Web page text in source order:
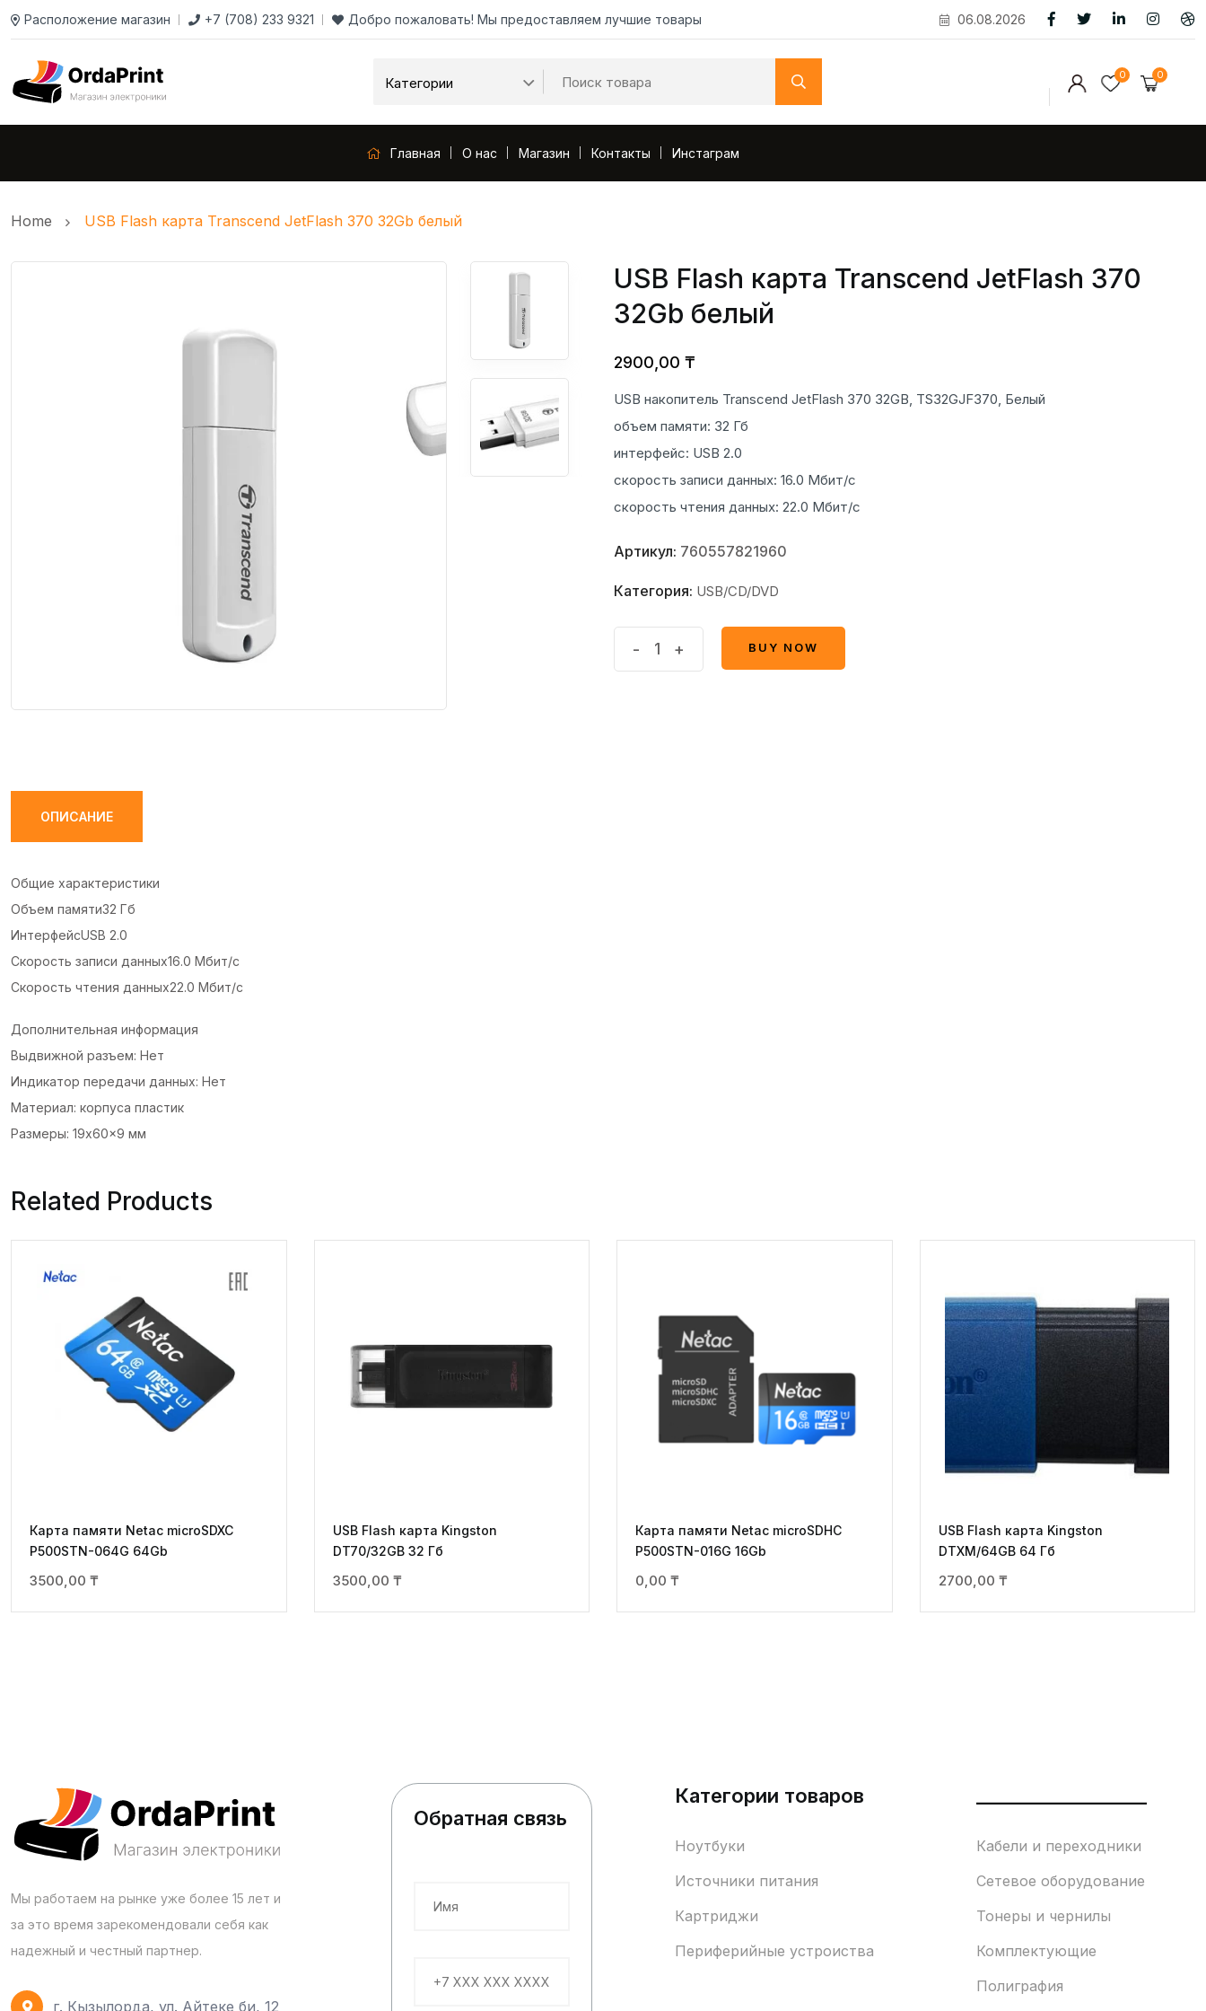
Расположение магазин +7 (708) 233 9321 Добро пожаловать! Мы предоставляем лучшие товары 06.08.2026
0 0
Главная О нас Магазин Контакты Инстаграм
Home USB Flash карта Transcend JetFlash 370 32Gb белый
USB Flash карта Transcend JetFlash 370
32Gb белый
2900,00 ₸
USB накопитель Transcend JetFlash 370 32GB, TS32GJF370, Белый
объем памяти: 32 Гб
интерфейс: USB 2.0
скорость записи данных: 16.0 Мбит/с
скорость чтения данных: 22.0 Мбит/с
Артикул: 760557821960
Категория: USB/CD/DVD
- +
BUY NOW
ОПИСАНИЕ
Общие характеристики
Объем памяти32 Гб
ИнтерфейсUSB 2.0
Скорость записи данных16.0 Мбит/с
Скорость чтения данных22.0 Мбит/с
Дополнительная информация
Выдвижной разъем: Нет
Индикатор передачи данных: Нет
Материал: корпуса пластик
Размеры: 19x60x9 мм
Related Products
Карта памяти Netac microSDXC
P500STN-064G 64Gb
3500,00 ₸
USB Flash карта Kingston
DT70/32GB 32 Гб
3500,00 ₸
Карта памяти Netac microSDHC
P500STN-016G 16Gb
0,00 ₸
USB Flash карта Kingston
DTXM/64GB 64 Гб
2700,00 ₸
Мы работаем на рынке уже более 15 лет и
за это время зарекомендовали себя как
надежный и честный партнер.
г. Кызылорда, ул. Айтеке би, 12
Обратная связь
Категории товаров
Ноутбуки
Источники питания
Картриджи
Периферийные устроиства
Кабели и переходники
Сетевое оборудование
Тонеры и чернилы
Комплектующие
Полиграфия